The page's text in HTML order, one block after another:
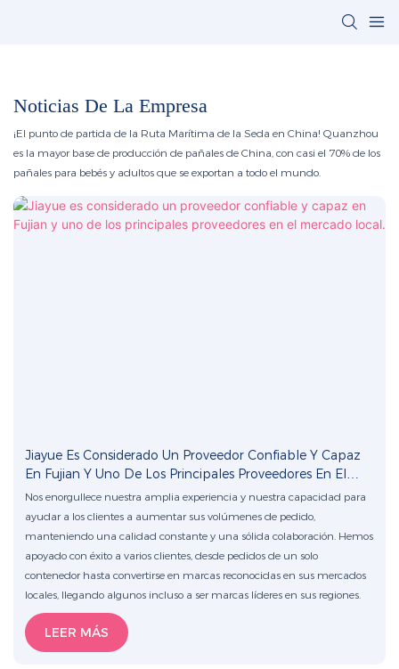
Noticias De La Empresa
¡El punto de partida de la Ruta Marítima de la Seda en China! Quanzhou
es la mayor base de producción de pañales de China, con casi el 70% de los
pañales para bebés y adultos que se exportan a todo el mundo.
Jiayue Es Considerado Un Proveedor Confiable Y Capaz
En Fujian Y Uno De Los Principales Proveedores En El
Mercado Local.
Nos enorgullece nuestra amplia experiencia y nuestra capacidad para
ayudar a los clientes a aumentar sus volúmenes de pedido,
manteniendo una calidad constante y una sólida colaboración. Hemos
apoyado con éxito a varios clientes, desde pedidos de un solo
contenedor hasta convertirse en marcas reconocidas en sus mercados
locales, llegando algunos incluso a ser marcas líderes en sus regiones.
LEER MÁS